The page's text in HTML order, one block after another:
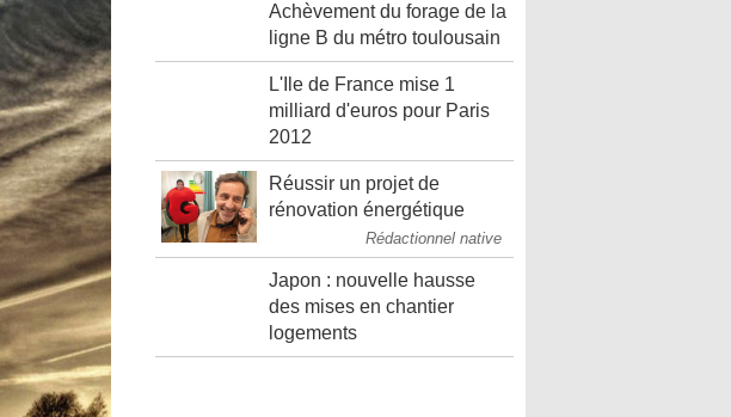
Achèvement du forage de la
ligne B du métro toulousain
L'Ile de France mise 1
milliard d'euros pour Paris
2012
Réussir un projet de
rénovation énergétique
Rédactionnel native
Japon : nouvelle hausse
des mises en chantier
logements